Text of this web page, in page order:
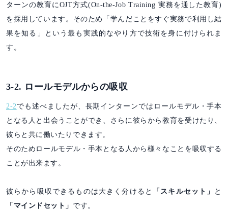
ターンの教育にOJT方式(On-the-Job Training 実務を通した教育)
を採用しています。そのため「学んだことをすぐ実務で利用し結
果を知る」という最も実践的なやり方で技術を身に付けられま
す。
3-2. ロールモデルからの吸収
2-2 でも述べましたが、長期インターンではロールモデル・手本
となる人と出会うことができ、さらに彼らから教育を受けたり、
彼らと共に働いたりできます。
そのためロールモデル・手本となる人から様々なことを吸収する
ことが出来ます。
彼らから吸収できるものは大きく分けると 「スキルセット」
と
「マインドセット」 です。